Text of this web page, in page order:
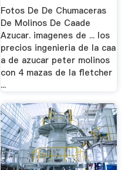
Fotos De De Chumaceras
De Molinos De Caade
Azucar. imagenes de ... los
precios ingenieria de la caa
a de azucar peter molinos
con 4 mazas de la fletcher
...